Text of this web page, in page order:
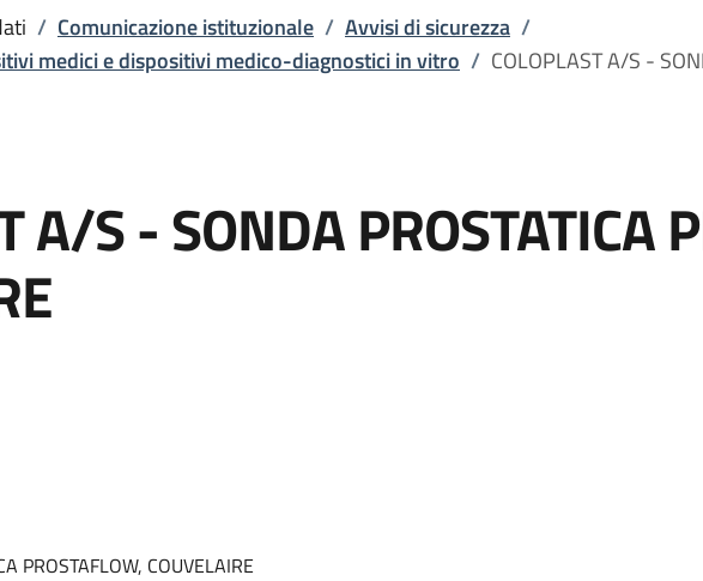
/ Comunicazione istituzionale / Avvisi di sicurezza /
medici e dispositivi medico-diagnostici in vitro / COLOPLAST A/S -
A/S - SONDA PROSTATICA
PROSTAFLOW, COUVELAIRE